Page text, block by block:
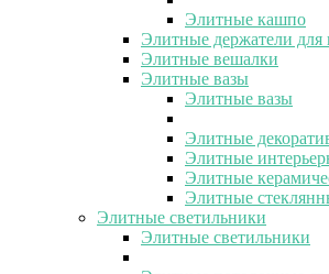
Элитные кашпо
Элитные держатели для
Элитные вешалки
Элитные вазы
Элитные вазы
Элитные
Элитные
Элитные
Элитные
Элитные светильники
Элитные светильники